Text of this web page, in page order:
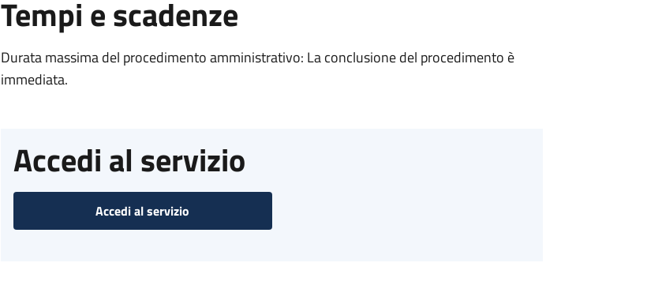
Tempi e scadenze
Durata massima del procedimento amministrativo: La conclusione del procedimento è
immediata.
Accedi al servizio
Accedi al servizio